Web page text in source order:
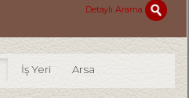
Detaylı Arama
İş Yeri Arsa